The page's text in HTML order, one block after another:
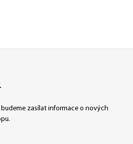
zasílat informace o nových